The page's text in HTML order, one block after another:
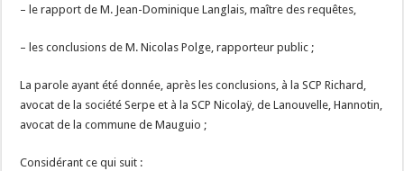
– le rapport de M. Jean-Dominique Langlais, maître des requêtes,
– les conclusions de M. Nicolas Polge, rapporteur public ;
La parole ayant été donnée, après les conclusions, à la SCP Richard,
avocat de la société Serpe et à la SCP Nicolaÿ, de Lanouvelle, Hannotin,
avocat de la commune de Mauguio ;
Considérant ce qui suit :